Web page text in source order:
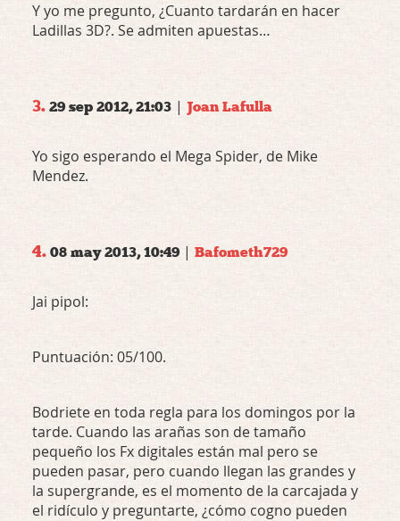
Y yo me pregunto, ¿Cuanto tardarán en hacer
Ladillas 3D?. Se admiten apuestas…
3. 29 sep 2012, 21:03 | Joan Lafulla
Yo sigo esperando el Mega Spider, de Mike
Mendez.
4. 08 may 2013, 10:49| Bafometh729
Jai pipol:
Puntuación: 05/100.
Bodriete en toda regla para los domingos por la
tarde. Cuando las arañas son de tamaño
pequeño los Fx digitales están mal pero se
pueden pasar, pero cuando llegan las grandes y
la supergrande, es el momento de la carcajada y
el ridículo y preguntarte, ¿cómo cogno pueden